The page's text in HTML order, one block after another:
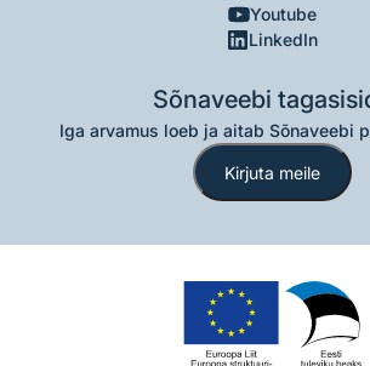
Youtube
LinkedIn
Sõnaveebi
Iga arvamus loeb ja aitab Sõnaveebi
Kirjuta meile